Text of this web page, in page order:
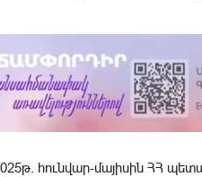
հունվար-մայիսին ՀՀ